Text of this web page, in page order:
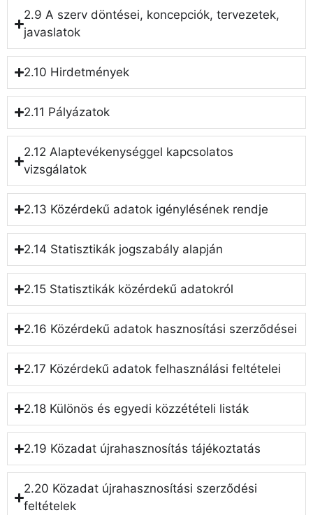
2.9 A szerv döntései, koncepciók, tervezetek,
javaslatok
2.10 Hirdetmények
2.11 Pályázatok
2.12 Alaptevékenységgel kapcsolatos
vizsgálatok
2.13 Közérdekű adatok igénylésének rendje
2.14 Statisztikák jogszabály alapján
2.15 Statisztikák közérdekű adatokról
2.16 Közérdekű adatok hasznosítási szerződései
2.17 Közérdekű adatok felhasználási feltételei
2.18 Különös és egyedi közzétételi listák
2.19 Közadat újrahasznosítás tájékoztatás
2.20 Közadat újrahasznosítási szerződési
feltételek